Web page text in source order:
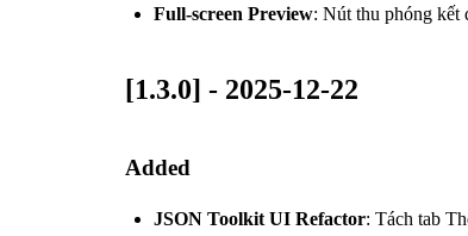
Full-screen Preview: Nút thu phóng kết
[1.3.0] - 2025-12-22
Added
JSON Toolkit UI Refactor: Tách tab